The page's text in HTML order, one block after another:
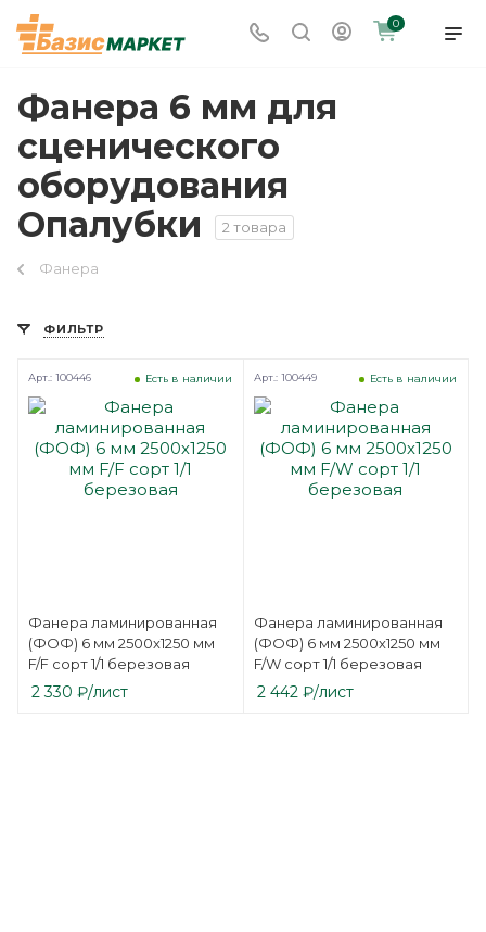
0
Фанера 6 мм для
сценического
оборудования
Опалубки
2 товара
Фанера
ФИЛЬТР
Фанера ламинированная
(ФОФ) 6 мм 2500х1250 мм
F/F сорт 1/1 березовая
Есть в наличии
Арт.: 100446
2 330 ₽/лист
Фанера ламинированная
(ФОФ) 6 мм 2500х1250 мм
F/W сорт 1/1 березовая
Есть в наличии
Арт.: 100449
2 442 ₽/лист